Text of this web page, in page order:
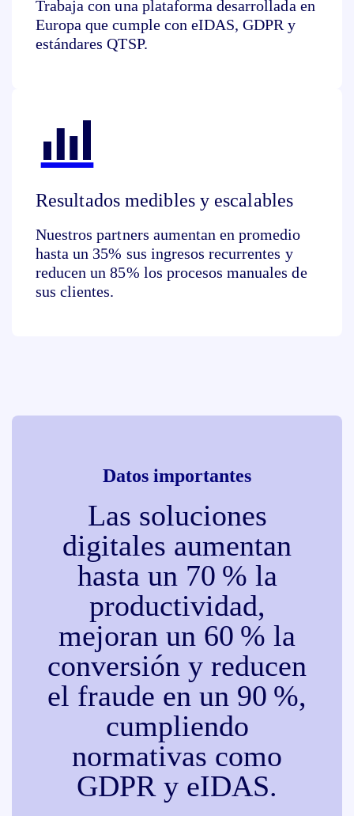
Trabaja con una plataforma desarrollada en
Europa que cumple con eIDAS, GDPR y
estándares QTSP.
Resultados medibles y escalables
Nuestros partners aumentan en promedio
hasta un 35% sus ingresos recurrentes y
reducen un 85% los procesos manuales de
sus clientes.
Datos importantes
Las soluciones
digitales aumentan
hasta un 70 % la
productividad,
mejoran un 60 % la
conversión y reducen
el fraude en un 90 %,
cumpliendo
normativas como
GDPR y eIDAS.